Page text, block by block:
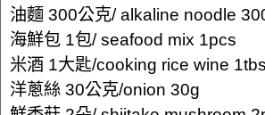
油麵 300公克/ alkaline noodle
海鮮包 1包/ seafood mix 1pcs
米酒 1大匙/cooking rice wine
洋蔥絲 30公克/onion 30g